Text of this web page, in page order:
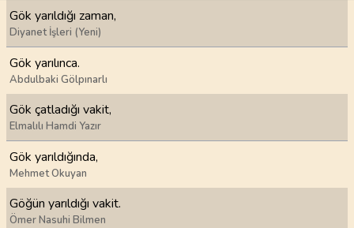
Gök yarıldığı zaman,
Diyanet İşleri (Yeni)
Gök yarılınca.
Abdulbaki Gölpınarlı
Gök çatladığı vakit,
Elmalılı Hamdi Yazır
Gök yarıldığında,
Mehmet Okuyan
Göğün yarıldığı vakit.
Ömer Nasuhi Bilmen